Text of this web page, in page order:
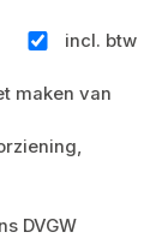
incl. btw
maken van
DVGW